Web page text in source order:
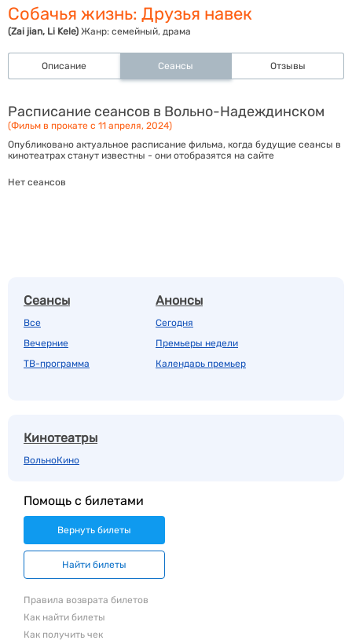
Собачья жизнь: Друзья навек
(Zai jian, Li Kele) Жанр: семейный, драма
Описание Сеансы Отзывы
Расписание сеансов в Вольно-Надеждинском
(Фильм в прокате с 11 апреля, 2024)
Опубликовано актуальное расписание фильма, когда будущие сеансы в
кинотеатрах станут известны - они отобразятся на сайте
Нет сеансов
Сеансы
Все
Вечерние
ТВ-программа
Анонсы
Сегодня
Премьеры недели
Календарь премьер
Кинотеатры
ВольноКино
Помощь с билетами
Вернуть билеты
Найти билеты
Правила возврата билетов
Как найти билеты
Как получить чек